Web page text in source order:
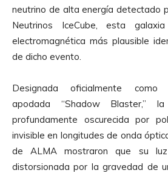
neutrino de alta energía detectado
Neutrinos IceCube, esta
electromagnética más plausible
de dicho evento.
Designada oficialmente como
apodada “Shadow Blaster,”
profundamente oscurecida por
invisible en longitudes de onda
de ALMA mostraron que su
distorsionada por la gravedad de